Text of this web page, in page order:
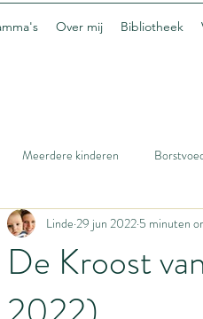
Over mij Bibliotheek
Meerdere kinderen
leven Katholiek geloof
Activiteiten met baby's
De Kroost
Linde 29 jun 2022 5 minuten